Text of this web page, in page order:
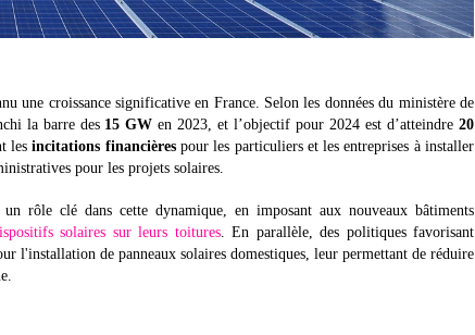
une croissance significative en France. Selon les données du ministère de
la barre des 15 GW en 2023, et l’objectif pour 2024 est d’atteindre20
lesincitations financièrespour les particuliers et les entreprises à installer
pour les projets solaires.
rôle clé dans cette dynamique, en imposant aux nouveaux bâtiments
solaires sur leurs toitures. En parallèle, des politiques favorisant
l'installation de panneaux solaires domestiques, leur permettant de réduire